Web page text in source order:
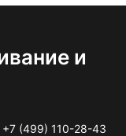
и
+7 (499) 110-28-43